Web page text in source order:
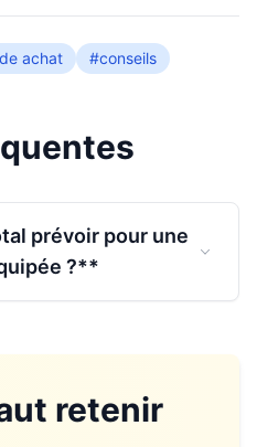
achat #conseils
prévoir pour une
?**
retenir